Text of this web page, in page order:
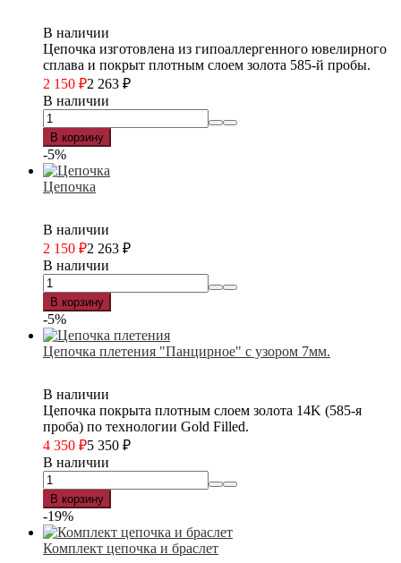
В наличии
Цепочка изготовлена из гипоаллергенного ювелирного
сплава и покрыт плотным слоем золота 585-й пробы.
2 150 ₽2 263 ₽
В наличии
В корзину
-5%
Цепочка
В наличии
2 150 ₽2 263 ₽
В наличии
В корзину
-5%
Цепочка плетения "Панцирное" с узором 7мм.
В наличии
Цепочка покрыта плотным слоем золота 14K (585-я
проба) по технологии Gold Filled.
4 350 ₽5 350 ₽
В наличии
В корзину
-19%
Комплект цепочка и браслет